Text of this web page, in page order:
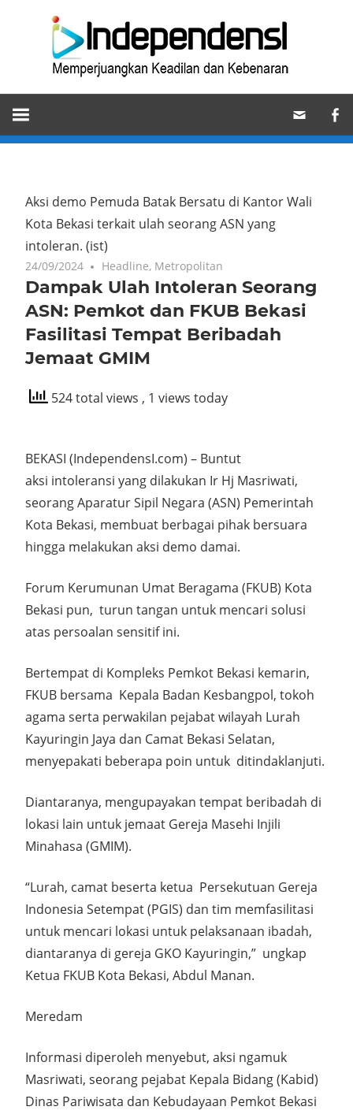
Memperjuangkan
Keadilan
dan
Aksi demo Pemuda Batak Bersatu di Kantor Wali
Kota Bekasi terkait ulah seorang ASN yang
intoleran. (ist)
24/09/2024 Headline, Metropolitan
Dampak Ulah Intoleran Seorang
ASN: Pemkot dan FKUB Bekasi
Fasilitasi Tempat Beribadah
Jemaat GMIM
524 total views , 1 views today
BEKASI (IndependensI.com) – Buntut
aksi intoleransi yang dilakukan Ir Hj Masriwati,
seorang Aparatur Sipil Negara (ASN) Pemerintah
Kota Bekasi, membuat berbagai pihak bersuara
hingga melakukan aksi demo damai.
Forum Kerumunan Umat Beragama (FKUB) Kota
Bekasi pun, turun tangan untuk mencari solusi
atas persoalan sensitif ini.
Bertempat di Kompleks Pemkot Bekasi kemarin,
FKUB bersama Kepala Badan Kesbangpol, tokoh
agama serta perwakilan pejabat wilayah Lurah
Kayuringin Jaya dan Camat Bekasi Selatan,
menyepakati beberapa poin untuk ditindaklanjuti.
Diantaranya, mengupayakan tempat beribadah di
lokasi lain untuk jemaat Gereja Masehi Injili
Minahasa (GMIM).
“Lurah, camat beserta ketua Persekutuan Gereja
Indonesia Setempat (PGIS) dan tim memfasilitasi
untuk mencari lokasi untuk pelaksanaan ibadah,
diantaranya di gereja GKO Kayuringin,” ungkap
Ketua FKUB Kota Bekasi, Abdul Manan.
Meredam
Informasi diperoleh menyebut, aksi ngamuk
Masriwati, seorang pejabat Kepala Bidang (Kabid)
Dinas Pariwisata dan Kebudayaan Pemkot Bekasi